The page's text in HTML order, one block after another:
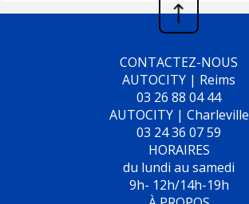
CONTACTEZ-NOUS
AUTOCITY | Reims
03 26 88 04 44
AUTOCITY | Charleville
03 24 36 07 59
HORAIRES
du lundi au samedi
9h- 12h/14h-19h